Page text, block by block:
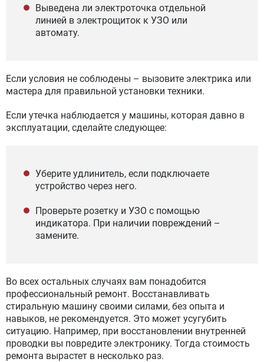
Выведена ли электроточка отдельной
линией в электрощиток к УЗО или
автомату.
Если условия не соблюдены – вызовите электрика или
мастера для правильной установки техники.
Если утечка наблюдается у машины, которая давно в
эксплуатации, сделайте следующее:
Уберите удлинитель, если подключаете
устройство через него.
Проверьте розетку и УЗО с помощью
индикатора. При наличии повреждений –
замените.
Во всех остальных случаях вам понадобится
профессиональный ремонт. Восстанавливать
стиральную машину своими силами, без опыта и
навыков, не рекомендуется. Это может усугубить
ситуацию. Например, при восстановлении внутренней
проводки вы повредите электронику. Тогда стоимость
ремонта вырастет в несколько раз.